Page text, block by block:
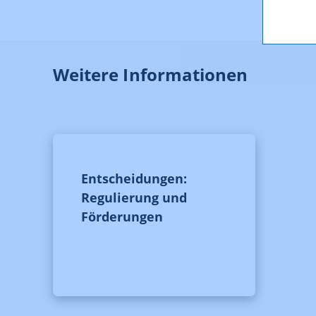
Weitere Informationen
Entscheidungen:
Regulierung und
Förderungen